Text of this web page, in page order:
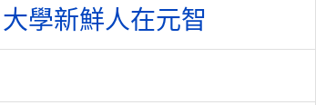
學新鮮人在元智